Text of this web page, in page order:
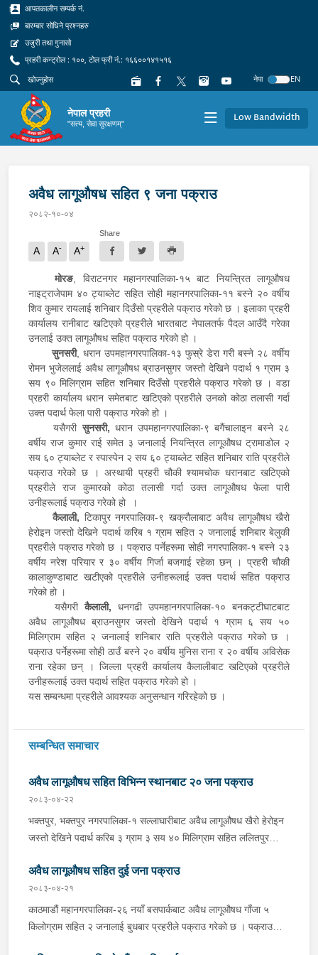
आपतकालीन सम्पर्क नं.
बारम्बार सोधिने प्रश्नहरु
उजुरी तथा गुनासो
प्रहरी कन्ट्रोल : १००, टोल फ्री नं.: १६६००१४१५१६
नेपा
EN
नेपाल प्रहरी
"सत्य, सेवा सुरक्षणम्" Low Bandwidth
अवैध लागूऔषध सहित ९ जना पक्राउ
२०८२-१०-०४
A A- A+
Share
मोरङ, विराटनगर महानगरपालिका-१५ बाट नियन्त्रित लागूऔषध
नाइट्राजेपाम ४० ट्याब्लेट सहित सोही महानगरपालिका-११ बस्ने २० वर्षीय
शिव कुमार रायलाई शनिबार दिउँसो प्रहरीले पक्राउ गरेको छ । इलाका प्रहरी
कार्यालय रानीबाट खटिएको प्रहरीले भारतबाट नेपालतर्फ पैदल आउँदै गरेका
उनलाई उक्त लागूऔषध सहित पक्राउ गरेको हो ।
सुनसरी, धरान उपमहानगरपालिका-१३ फुस्रे डेरा गरी बस्ने २८ वर्षीय
रोमन भुजेललाई अवैध लागूऔषध ब्राउनसुगर जस्तो देखिने पदार्थ १ ग्राम ३
सय ९० मिलिग्राम सहित शनिबार दिउँसो प्रहरीले पक्राउ गरेको छ । वडा
प्रहरी कार्यालय धरान समेतबाट खटिएको प्रहरीले उनको कोठा तलासी गर्दा
उक्त पदार्थ फेला पारी पक्राउ गरेको हो ।
यसैगरीसुनसरी, धरान उपमहानगरपालिका-९ बगैंचालाइन बस्ने २८
वर्षीय राज कुमार राई समेत ३ जनालाई नियन्त्रित लागूऔषध ट्रामाडोल २
सय ६० ट्याब्लेट र स्पास्पेन २ सय ६० ट्याब्लेट सहित शनिबार राति प्रहरीले
पक्राउ गरेको छ । अस्थायी प्रहरी चौकी श्यामचोक धरानबाट खटिएको
प्रहरीले राज कुमारको कोठा तलासी गर्दा उक्त लागूऔषध फेला पारी
उनीहरूलाई पक्राउ गरेको हो ।
कैलाली, टिकापुर नगरपालिका-९ खक्रौलाबाट अवैध लागूऔषध खैरो
हेरोइन जस्तो देखिने पदार्थ करिब १ ग्राम सहित २ जनालाई शनिबार बेलुकी
प्रहरीले पक्राउ गरेको छ । पक्राउ पर्नेहरूमा सोही नगरपालिका-१ बस्ने २३
वर्षीय नरेश परियार र ३० वर्षीय गिर्जा बजगाई रहेका छन् । प्रहरी चौकी
कालाकुण्डाबाट खटीएको प्रहरीले उनीहरूलाई उक्त पदार्थ सहित पक्राउ
गरेको हो ।
यसैगरीकैलाली, धनगढी उपमहानगरपालिका-१० बनकट्टीघाटबाट
अवैध लागूऔषध ब्राउनसुगर जस्तो देखिने पदार्थ १ ग्राम ६ सय ५०
मिलिग्राम सहित २ जनालाई शनिबार राति प्रहरीले पक्राउ गरेको छ ।
पक्राउ पर्नेहरूमा सोही ठाउँ बस्ने २० वर्षीय मुनिस राना र २० वर्षीय अविसेक
राना रहेका छन् । जिल्ला प्रहरी कार्यालय कैलालीबाट खटिएको प्रहरीले
उनीहरूलाई उक्त पदार्थ सहित पक्राउ गरेको हो ।
यस सम्बन्धमा प्रहरीले आवश्यक अनुसन्धान गरिरहेको छ ।
सम्बन्धित समाचार
अवैध लागूऔषध सहित विभिन्न स्थानबाट २० जना पक्राउ
२०८३-०४-२२
भक्तपुर, भक्तपुर नगरपालिका-१ सल्लाघारीबाट अवैध लागूऔषध खैरो हेरोइन
जस्तो देखिने पदार्थ करिब ३ ग्राम ३ सय ४० मिलिग्राम सहित ललितपुर
प्रहरीले पक्राउ गरेको छ । प्रहरी वृत्त जगातीबाट खटिएको प्रहरीले
बा.प्र.०२-०४५ प ३७८८ नम्बरको मोटरसाइकलमा सवार उनलाई उक्त पदार्थ
सहित पक्राउ गरेको हो । यसैगरी भक्तपुर, मध्यपुर थिमी नगरपालिका-१
लोकन्थलीबाट अवैध लागूऔषध खैरो हेरोइन जस्तो देखिने पदार्थ करिब ४ ग्राम
अवैध लागूऔषध सहित दुई जना पक्राउ
२०८३-०४-२१
काठमाडौं महानगरपालिका-२६ नयाँ बसपार्कबाट अवैध लागूऔषध गाँजा ५
किलोग्राम सहित २ जनालाई बुधबार प्रहरीले पक्राउ गरेको छ । पक्राउ